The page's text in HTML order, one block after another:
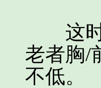
这时
老者胸/
不低。